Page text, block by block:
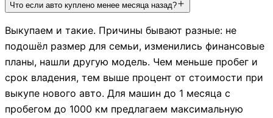
Что если авто куплено менее месяца назад?
Выкупаем и такие. Причины бывают разные: не
подошёл размер для семьи, изменились финансовые
планы, нашли другую модель. Чем меньше пробег и
срок владения, тем выше процент от стоимости при
выкупе нового авто. Для машин до 1 месяца с
пробегом до 1000 км предлагаем максимальную